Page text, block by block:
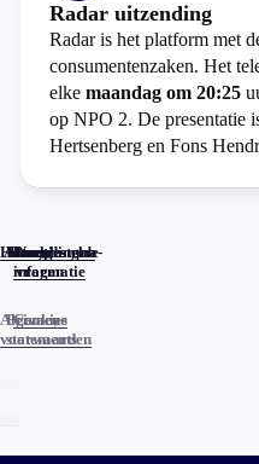
Radar uitzending
Radar is het platform met
consumentenzaken. Het
elke maandag om 20:25
op NPO 2. De presentatie
Hertsenberg en Fons
Home
Actueel
Uitzendingen
Reacties
Programma-
informatie
Veelgestelde
vragen
Algemene
voorwaarden
Privacy
statements
Cookies